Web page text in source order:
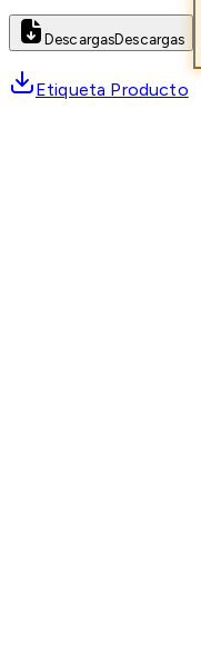
DescargasDescargas
Etiqueta Producto